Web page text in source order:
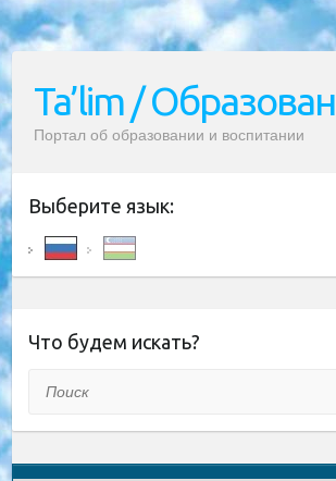
Ta’lim /
Портал об образовании и воспитании
Выберите язык:
Что будем искать?